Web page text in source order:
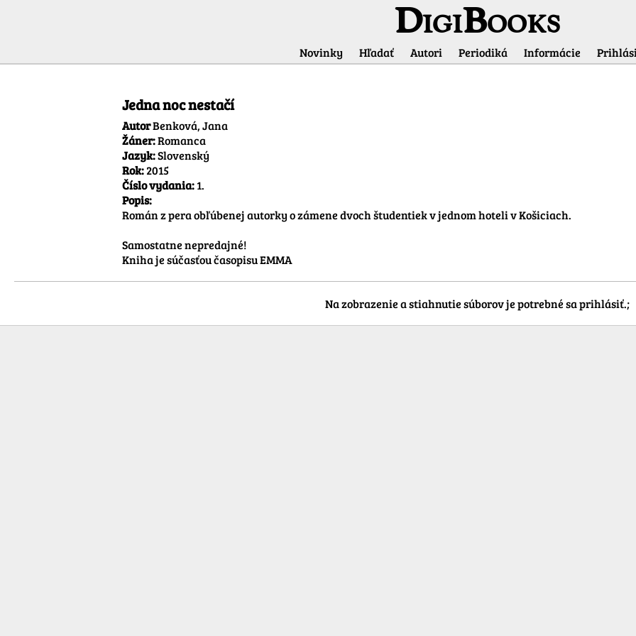
DigiBooks
Novinky Hľadať Autori Periodiká Informácie
Jedna noc nestačí
AutorBenková, Jana
Žáner:Romanca
Jazyk:Slovenský
Rok:2015
Číslo vydania:1.
Popis:
Román z pera obľúbenej autorky o zámene dvoch študentiek v jednom hoteli v Košiciach.
Samostatne nepredajné!
Kniha je súčasťou časopisu EMMA
Na zobrazenie a stiahnutie súborov je potrebné sa prihlásiť.;